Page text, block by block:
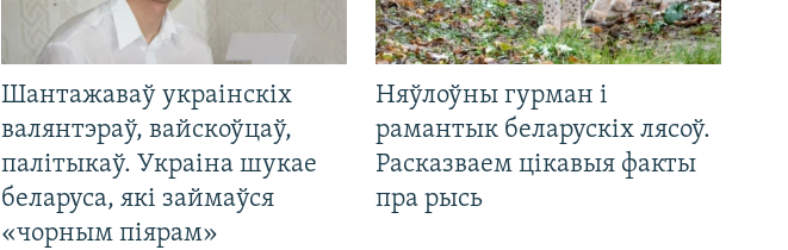
Шантажаваў украінскіх
валянтэраў, вайскоўцаў,
палітыкаў. Украіна шукае
беларуса, які займаўся
«чорным піярам»
Няўлоўны гурман і
рамантык беларускіх лясоў.
Расказваем цікавыя факты
пра рысь